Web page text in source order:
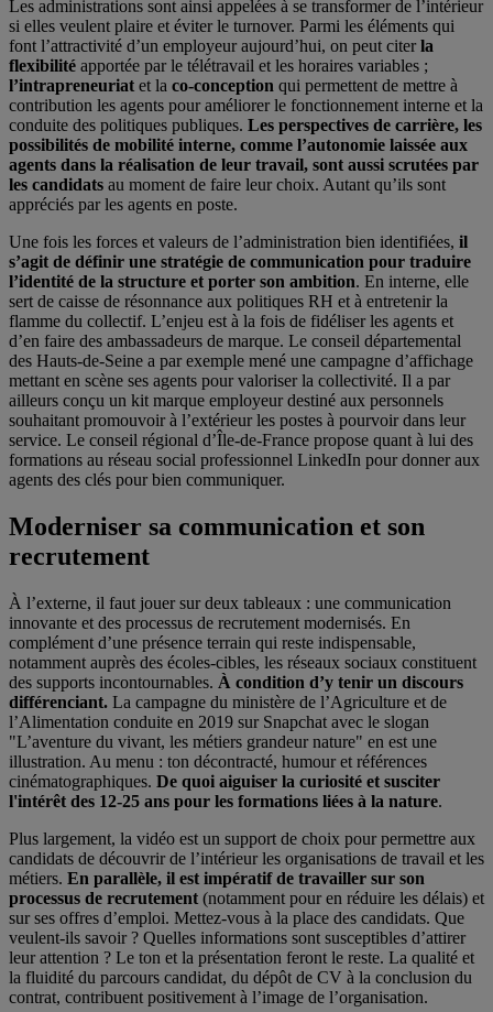
Les administrations sont ainsi appelées à se transformer de l’intérieur
si elles veulent plaire et éviter le turnover. Parmi les éléments qui
font l’attractivité d’un employeur aujourd’hui, on peut citerla
flexibilité apportée par le télétravail et les horaires variables ;
l’intrapreneuriat et la co-conception qui permettent de mettre à
contribution les agents pour améliorer le fonctionnement interne et la
conduite des politiques publiques. Les perspectives de carrière, les
possibilités de mobilité interne, comme l’autonomie laissée aux
agents dans la réalisation de leur travail, sont aussi scrutées par
les candidats au moment de faire leur choix. Autant qu’ils sont
appréciés par les agents en poste.
Une fois les forces et valeurs de l’administration bien identifiées, il
s’agit de définir une stratégie de communication pour traduire
l’identité de la structure et porter son ambition. En interne, elle
sert de caisse de résonnance aux politiques RH et à entretenir la
flamme du collectif. L’enjeu est à la fois de fidéliser les agents et
d’en faire des ambassadeurs de marque. Le conseil départemental
des Hauts-de-Seine a par exemple mené une campagne d’affichage
mettant en scène ses agents pour valoriser la collectivité. Il a par
ailleurs conçu un kit marque employeur destiné aux personnels
souhaitant promouvoir à l’extérieur les postes à pourvoir dans leur
service. Le conseil régional d’Île-de-France propose quant à lui des
formations au réseau social professionnel LinkedIn pour donner aux
agents des clés pour bien communiquer.
Moderniser sa communication et son
recrutement
À l’externe, il faut jouer sur deux tableaux : une communication
innovante et des processus de recrutement modernisés. En
complément d’une présence terrain qui reste indispensable,
notamment auprès des écoles-cibles, les réseaux sociaux constituent
des supports incontournables. À condition d’y tenir un discours
différenciant. La campagne du ministère de l’Agriculture et de
l’Alimentation conduite en 2019 sur Snapchat avec le slogan
"L’aventure du vivant, les métiers grandeur nature" en est une
illustration. Au menu : ton décontracté, humour et références
cinématographiques. De quoi aiguiser la curiosité et susciter
l'intérêt des 12-25 ans pour les formations liées à la nature.
Plus largement, la vidéo est un support de choix pour permettre aux
candidats de découvrir de l’intérieur les organisations de travail et les
métiers. En parallèle, il est impératif de travailler sur son
processus de recrutement (notamment pour en réduire les délais) et
sur ses offres d’emploi. Mettez-vous à la place des candidats. Que
veulent-ils savoir ? Quelles informations sont susceptibles d’attirer
leur attention ? Le ton et la présentation feront le reste. La qualité et
la fluidité du parcours candidat, du dépôt de CV à la conclusion du
contrat, contribuent positivement à l’image de l’organisation.